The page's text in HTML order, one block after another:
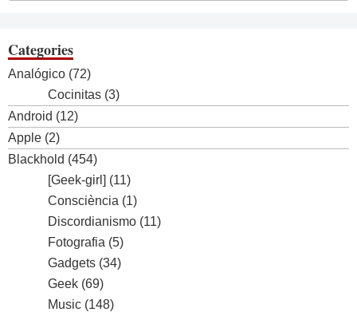
Categories
Analógico (72)
Cocinitas (3)
Android (12)
Apple (2)
Blackhold (454)
[Geek-girl] (11)
Consciència (1)
Discordianismo (11)
Fotografia (5)
Gadgets (34)
Geek (69)
Music (148)